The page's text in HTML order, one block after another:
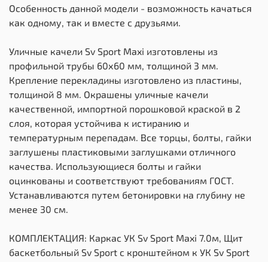
Особенность данной модели - возможность качаться
как одному, так и вместе с друзьями.
Уличные качели Sv Sport Maxi изготовлены из
профильной трубы 60х60 мм, толщиной 3 мм.
Крепление перекладины изготовлено из пластины,
толщиной 8 мм. Окрашены уличные качели
качественной, импортной порошковой краской в 2
слоя, которая устойчива к истиранию и
температурным перепадам. Все торцы, болты, гайки
заглушены пластиковыми заглушками отличного
качества. Использующиеся болты и гайки
оцинкованы и соответствуют требованиям ГОСТ.
Устанавливаются путем бетонировки на глубину не
менее 30 см.
КОМПЛЕКТАЦИЯ: Каркас УК Sv Sport Maxi 7.0м, Щит
баскетбольный Sv Sport c кронштейном к УК Sv Sport